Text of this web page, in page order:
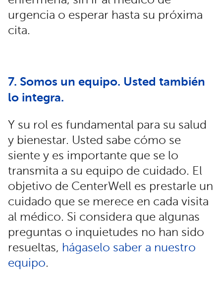
urgencia o esperar hasta su próxima
cita.
7. Somos un equipo. Usted también
lo integra.
Y su rol es fundamental para su salud
y bienestar. Usted sabe cómo se
siente y es importante que se lo
transmita a su equipo de cuidado. El
objetivo de CenterWell es prestarle un
cuidado que se merece en cada visita
al médico. Si considera que algunas
preguntas o inquietudes no han sido
resueltas, hágaselo saber a nuestro
equipo.